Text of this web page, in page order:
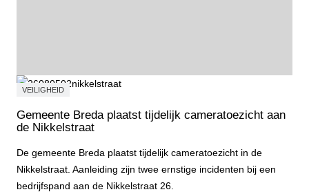
VEILIGHEID
Gemeente Breda plaatst tijdelijk cameratoezicht aan
de Nikkelstraat
De gemeente Breda plaatst tijdelijk cameratoezicht in de
Nikkelstraat. Aanleiding zijn twee ernstige incidenten bij een
bedrijfspand aan de Nikkelstraat 26.